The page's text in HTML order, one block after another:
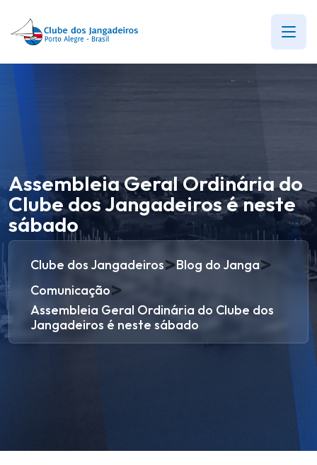
Assembleia Geral Ordinária do
Clube dos Jangadeiros é neste
sábado
Clube dos Jangadeiros>Blog do Janga>
Comunicação>
Assembleia Geral Ordinária do Clube dos
Jangadeiros é neste sábado